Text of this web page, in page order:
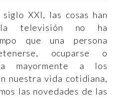
XXI, las cosas han
la televisión no ha
que una persona
ocuparse o
mayormente a los
nuestra vida cotidiana,
las novedades de las